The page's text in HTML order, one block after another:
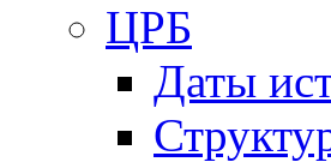
ЦРБ
Даты